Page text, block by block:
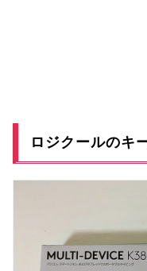
ロジクールのキ